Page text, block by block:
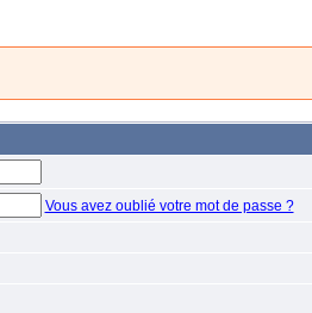
Vous avez oublié votre mot de passe ?